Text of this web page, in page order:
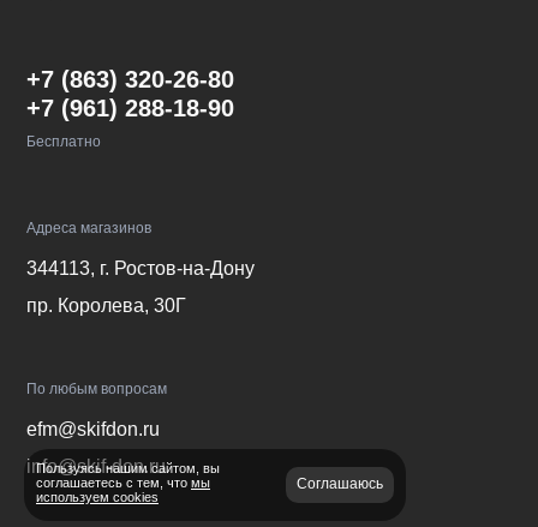
+7 (863) 320-26-80
+7 (961) 288-18-90
Бесплатно
Адреса магазинов
344113, г. Ростов-на-Дону
пр. Королева, 30Г
По любым вопросам
efm@skifdon.ru
info@skif-don.ru
Связаться с нами
Пользуясь нашим сайтом, вы
соглашаетесь с тем, что мы
используем cookies
Соглашаюсь